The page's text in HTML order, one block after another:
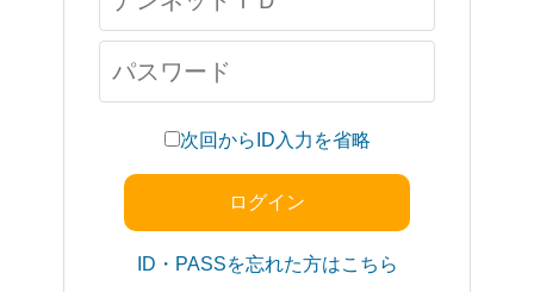
次回からID入力を省略
ID・PASSを忘れた方はこちら